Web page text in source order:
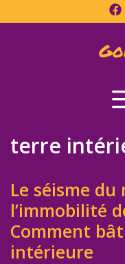
to
terre
Le séisme du
l’immobilité
Comment
intérieure